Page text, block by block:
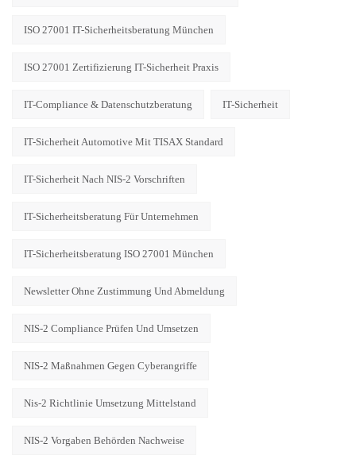
ISO 27001 IT-Sicherheitsberatung München
ISO 27001 Zertifizierung IT-Sicherheit Praxis
IT-Compliance & Datenschutzberatung IT-Sicherheit
IT-Sicherheit Automotive Mit TISAX Standard
IT-Sicherheit Nach NIS-2 Vorschriften
IT-Sicherheitsberatung Für Unternehmen
IT-Sicherheitsberatung ISO 27001 München
Newsletter Ohne Zustimmung Und Abmeldung
NIS-2 Compliance Prüfen Und Umsetzen
NIS-2 Maßnahmen Gegen Cyberangriffe
Nis-2 Richtlinie Umsetzung Mittelstand
NIS-2 Vorgaben Behörden Nachweise